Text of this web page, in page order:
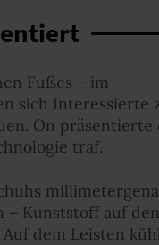
Fußes – im
sich Interessierte
On präsentierte
traf.
– Kunststoff auf
dem Leisten